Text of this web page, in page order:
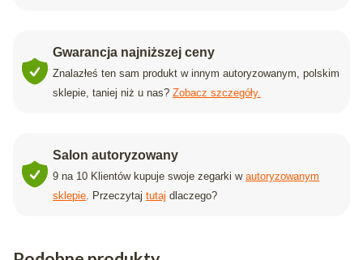
Gwarancja najniższej ceny
Znalazłeś ten sam produkt w innym autoryzowanym, polskim
sklepie, taniej niż u nas? Zobacz szczegóły.
Salon autoryzowany
9 na 10 Klientów kupuje swoje zegarki w autoryzowanym
sklepie. Przeczytaj tutaj dlaczego?